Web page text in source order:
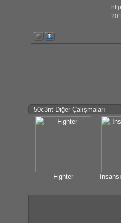
50c3nt Diğer Çalışmaları
Fighter